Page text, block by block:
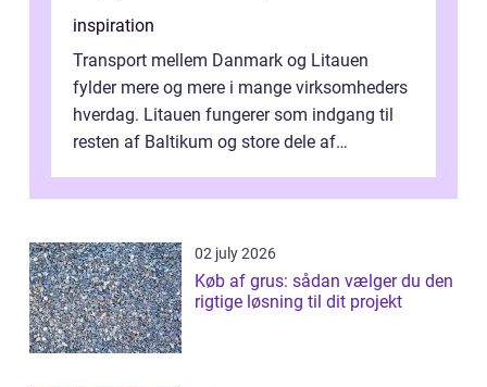
inspiration
Transport mellem Danmark og Litauen
fylder mere og mere i mange virksomheders
hverdag. Litauen fungerer som indgang til
resten af Baltikum og store dele af
02 july 2026
Køb af grus: sådan vælger du den
rigtige løsning til dit projekt